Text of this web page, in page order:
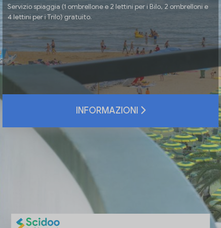
Servizio spiaggia (1 ombrellone e 2 lettini per i Bilo, 2 ombrelloni e
4 lettini per i Trilo) gratuito.
INFORMAZIONI